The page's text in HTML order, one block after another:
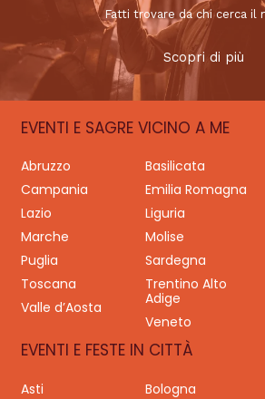
Fatti trovare da chi cerca il
Scopri di più
EVENTI E SAGRE VICINO A ME
Abruzzo Basilicata
Campania
Emilia Romagna
Lazio
Liguria
Marche
Molise
Puglia
Sardegna
Toscana
Trentino Alto
Adige
Valle d’Aosta
Veneto
EVENTI E FESTE IN CITTÀ
Asti Bologna